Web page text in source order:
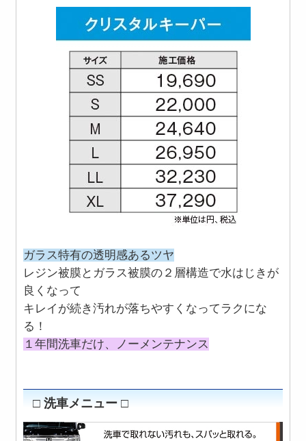
ガラス特有の透明感あるツヤ
レジン被膜とガラス被膜の２層構造で水はじきが
良くなって
キレイが続き汚れが落ちやすくなってラクにな
る！
１年間洗車だけ、ノーメンテナンス
□ 洗車メニュー □